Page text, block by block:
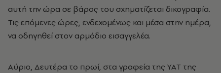
αυτή την ώρα σε βάρος του σχηματίζεται δικογραφία.
Τις επόμενες ώρες, ενδεχομένως και μέσα στην ημέρα,
να οδηγηθεί στον αρμόδιο εισαγγελέα.
Αύριο, Δευτέρα το πρωί, στα γραφεία της ΥΑΤ της